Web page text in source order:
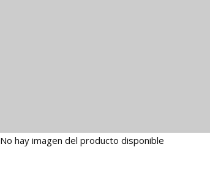
No hay imagen del producto disponible